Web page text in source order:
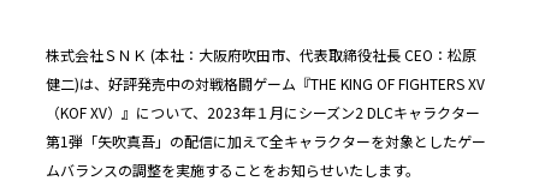
株式会社ＳＮＫ (本社：大阪府吹田市、代表取締役社長 CEO：松原
健二)は、好評発売中の対戦格闘ゲーム『THE KING OF FIGHTERS XV
（KOF XV）』について、2023年１月にシーズン2 DLCキャラクター
第1弾「矢吹真吾」の配信に加えて全キャラクターを対象としたゲー
ムバランスの調整を実施することをお知らせいたします。